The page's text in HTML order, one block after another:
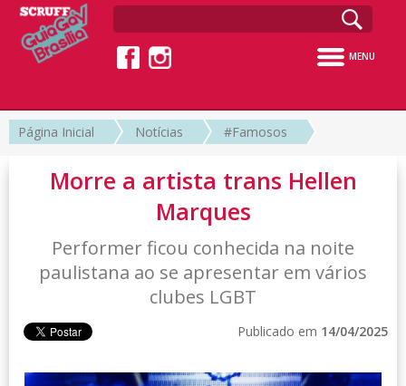
MENU
Página Inicial Notícias #Famosos
Morre a artista trans Hellen
Marques
Performer ficou conhecida na noite
paulistana ao se apresentar em vários
clubes LGBT
Publicado em 14/04/2025